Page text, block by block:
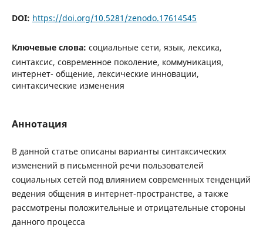
DOI: https://doi.org/10.5281/zenodo.17614545
Ключевые слова: социальные сети, язык, лексика,
синтаксис, современное поколение, коммуникация,
интернет- общение, лексические инновации,
синтаксические изменения
Аннотация
В данной статье описаны варианты синтаксических
изменений в письменной речи пользователей
социальных сетей под влиянием современных тенденций
ведения общения в интернет-пространстве, а также
рассмотрены положительные и отрицательные стороны
данного процесса